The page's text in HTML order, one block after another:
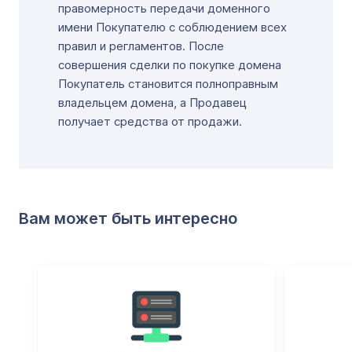
правомерность передачи доменного
имени Покупателю с соблюдением всех
правил и регламентов. После
совершения сделки по покупке домена
Покупатель становится полноправным
владельцем домена, а Продавец
получает средства от продажи.
Вам может быть интересно